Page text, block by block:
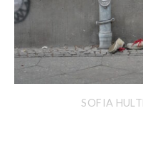
SOFIA